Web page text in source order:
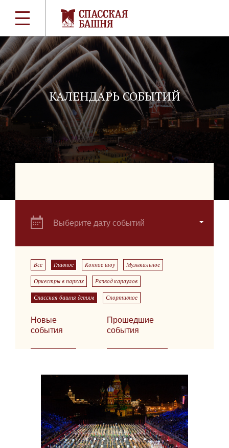
КАЛЕНДАРЬ СОБЫТИЙ
Выберите дату событий
Все Главное Конное шоу Музыкальное
Оркестры в парках Развод караулов
Спасская башня детям Спортивное
Новые
события
Прошедшие
события